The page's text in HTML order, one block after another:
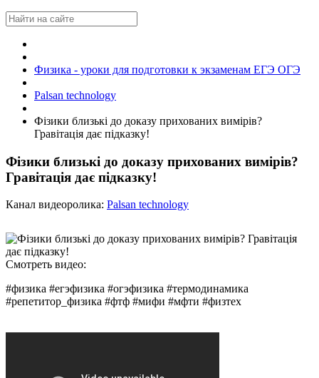
Физика - уроки для подготовки к экзаменам ЕГЭ ОГЭ
Palsan technology
Фізики близькі до доказу прихованих вимірів?
Гравітація дає підказку!
Фізики близькі до доказу прихованих вимірів?
Гравітація дає підказку!
Канал видеоролика: Palsan technology
Смотреть видео:
#физика #егэфизика #огэфизика #термодинамика
#репетитор_физика #фтф #мифи #мфти #физтех